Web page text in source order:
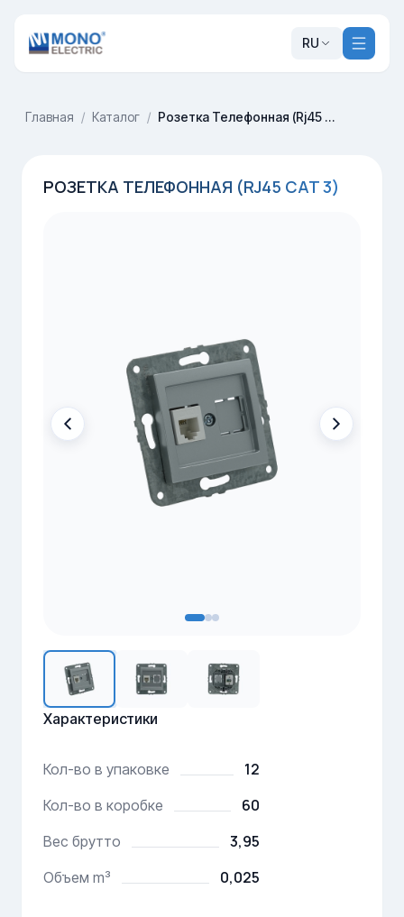
RU
Главная / Каталог / Розетка Телефонная (Rj45 Cat 3)
РОЗЕТКА ТЕЛЕФОННАЯ (RJ45 CAT 3)
Характеристики
Кол-во в упаковке 12
Кол-во в коробке 60
Вес брутто 3,95
Объем m³ 0,025